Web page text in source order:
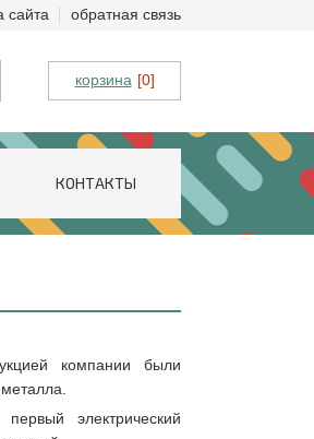
сайта обратная связь
корзина [0]
КОНТАКТЫ
компании были
электрический